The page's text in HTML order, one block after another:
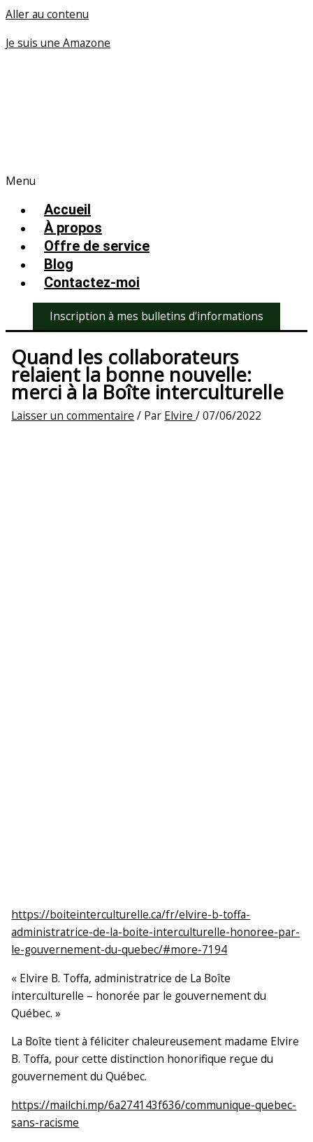
Aller au contenu
Je suis une Amazone
Menu
Accueil
À propos
Offre de service
Blog
Contactez-moi
Inscription à mes bulletins d'informations
Quand les collaborateurs
relaient la bonne nouvelle:
merci à la Boîte interculturelle
Laisser un commentaire / Par Elvire/07/06/2022
https://boiteinterculturelle.ca/fr/elvire-b-toffa-
administratrice-de-la-boite-interculturelle-honoree-par-
le-gouvernement-du-quebec/#more-7194
« Elvire B. Toffa, administratrice de La Boîte
interculturelle – honorée par le gouvernement du
Québec. »
La Boîte tient à féliciter chaleureusement madame Elvire
B. Toffa, pour cette distinction honorifique reçue du
gouvernement du Québec.
https://mailchi.mp/6a274143f636/communique-quebec-
sans-racisme